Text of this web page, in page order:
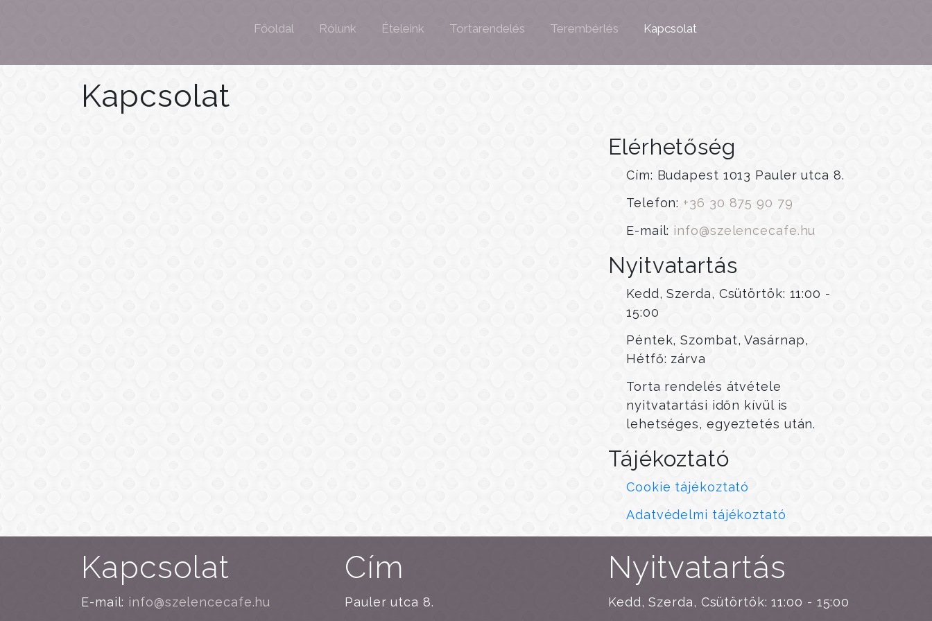
Főoldal Rólunk Ételeink Tortarendelés Terembérlés Kapcsolat
Kapcsolat
Elérhetőség
Cím: Budapest 1013 Pauler utca 8.
Telefon: +36 30 875 90 79
E-mail: info@szelencecafe.hu
Nyitvatartás
Kedd, Szerda, Csütörtök: 11:00 -
15:00
Péntek, Szombat, Vasárnap,
Hétfő: zárva
Torta rendelés átvétele
nyitvatartási időn kívül is
lehetséges, egyeztetés után.
Tájékoztató
Cookie tájékoztató
Adatvédelmi tájékoztató
Kapcsolat
E-mail: info@szelencecafe.hu
Cím
Pauler utca 8.
Nyitvatartás
Kedd, Szerda, Csütörtök: 11:00 - 15:00